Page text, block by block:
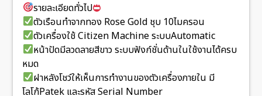
รายละเอียดทั่วไป
ตัวเรือนทำจากทอง Rose Gold ชุบ 10ไมครอน
ตัวเครื่องใช้ Citizen Machine ระบบAutomatic
หน้าปัดมีลวดลายสีขาว ระบบฟังก์ชั่นด้านในใช้งานได้ครบ
หมด
ฝาหลังโชว์ให้เห็นการทำงานของตัวเครื่องภายใน มี
โลโก้Patek และรหัส Serial Number